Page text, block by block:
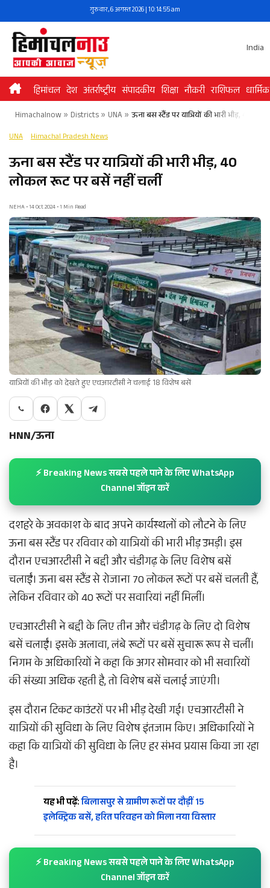
to
content
गुरुवार, 6 अगस्त 2026 | 10:14:55 am
India
हिमांचल देश अंतर्राष्ट्रीय संपादकीय शिक्षा नौकरी राशिफल धार्मिक
Himachalnow» Districts» UNA » ऊना बस स्टैंड पर यात्रियों की भारी भीड़, 40
UNA Himachal Pradesh News
ऊना बस स्टैंड पर यात्रियों की भारी भीड़, 40
लोकल रूट पर बसें नहीं चलीं
NEHA • 14 Oct 2024 • 1 Min Read
यात्रियों की भीड़ को देखते हुए एचआरटीसी ने चलाई 18 विशेष बसें
HNN/ऊना
⚡ Breaking News सबसे पहले पाने के लिए WhatsApp
Channel जॉइन करें
दशहरे के अवकाश के बाद अपने कार्यस्थलों को लौटने के लिए
ऊना बस स्टैंड पर रविवार को यात्रियों की भारी भीड़ उमड़ी। इस
दौरान एचआरटीसी ने बद्दी और चंडीगढ़ के लिए विशेष बसें
चलाईं। ऊना बस स्टैंड से रोजाना 70 लोकल रूटों पर बसें चलती हैं,
लेकिन रविवार को 40 रूटों पर सवारियां नहीं मिलीं।
एचआरटीसी ने बद्दी के लिए तीन और चंडीगढ़ के लिए दो विशेष
बसें चलाईं। इसके अलावा, लंबे रूटों पर बसें सुचारू रूप से चलीं।
निगम के अधिकारियों ने कहा कि अगर सोमवार को भी सवारियों
की संख्या अधिक रहती है, तो विशेष बसें चलाई जाएंगी।
इस दौरान टिकट काउंटरों पर भी भीड़ देखी गई। एचआरटीसी ने
यात्रियों की सुविधा के लिए विशेष इंतजाम किए। अधिकारियों ने
कहा कि यात्रियों की सुविधा के लिए हर संभव प्रयास किया जा रहा
है।
यह भी पढ़ें:बिलासपुर से ग्रामीण रूटों पर दौड़ीं 15
इलेक्ट्रिक बसें, हरित परिवहन को मिला नया विस्तार
⚡ Breaking News सबसे पहले पाने के लिए WhatsApp
Channel जॉइन करें